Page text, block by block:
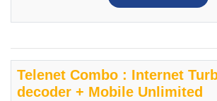
Telenet Combo : Internet
decoder + Mobile Unlimited